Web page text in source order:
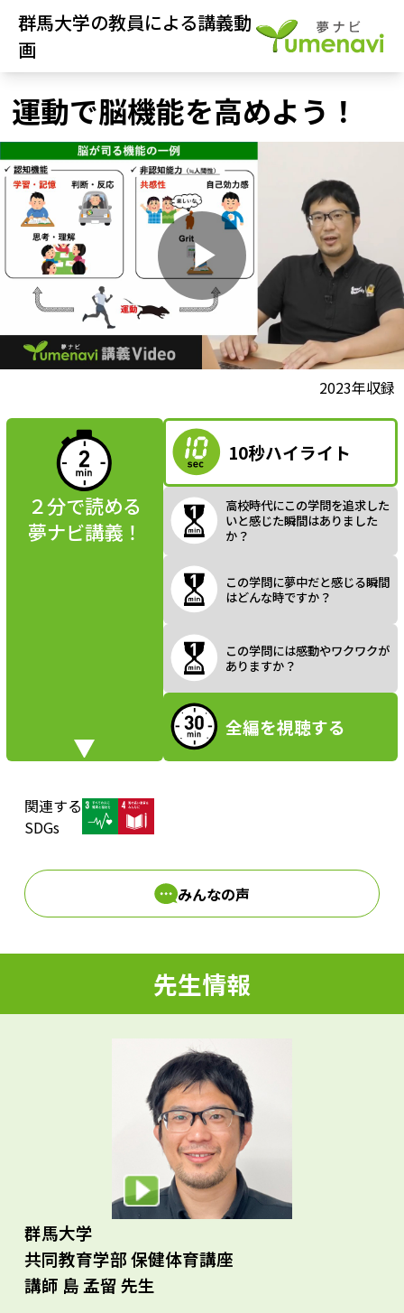
群馬大学の教員による講義動
画
運動で脳機能を高めよう！
P
a
y
V
i
e
o
2023年収録
２分で読める
夢ナビ講義！
10秒ハイライト
高校時代にこの学問を追求した
いと感じた瞬間はありました
か？
この学問に夢中だと感じる瞬間
はどんな時ですか？
この学問には感動やワクワクが
ありますか？
全編を視聴する
関連する
SDGs
みんなの声
先生情報
群馬大学
共同教育学部 保健体育講座
講師 島 孟留 先生